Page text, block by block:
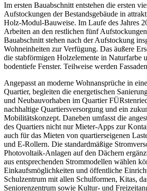
Im ersten Bauabschnitt entstehen die ersten
Aufstockungen der Bestandsgebäude in
Holz-Modul-Bauweise. Im Laufe des Jahres
Arbeiten an den restlichen fünf
Bauabschnitt stehen nach der Aufstockung
Wohneinheiten zur Verfügung. Das äußere
die stabförmigen Holzelemente in Naturfarbe
bodentiefe Fenster. Teilweise werden
Angepasst an moderne Wohnansprüche in
Quartier, begleiten die energetischen
und Neubauvorhaben im Quartier
nachhaltige Quartiersversorgung und ein
Mobilitätskonzept. Daneben umfasst die
des Quartiers nicht nur Mieter-Apps zur
auch für das Mieten von quartierseigenen
und E-Rollern. Die standardmäßige
Photovoltaik-Anlagen auf den Dächern
aus entsprechenden Strommodellen wählen
Einkaufsmöglichkeiten und öffentliche
Schulzentrum mit allen Schulformen, Kitas,
Seniorenzentrum sowie Kultur- und